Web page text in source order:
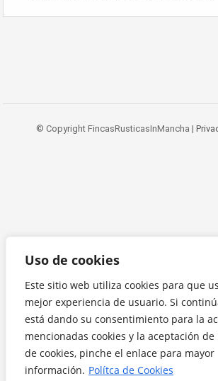
Uso de cookies
Este sitio web utiliza cookies para que
mejor experiencia de usuario. Si
está dando su consentimiento para la
mencionadas cookies y la aceptación
de cookies, pinche el enlace para mayor
información. Polítca de Cookies
© Copyright FincasRusticasInMancha |